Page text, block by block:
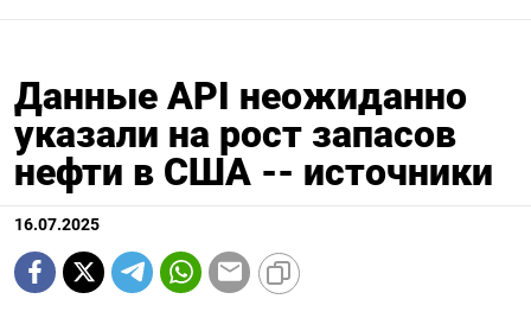
Данные API неожиданно
указали на рост запасов
нефти в США -- источники
16.07.2025